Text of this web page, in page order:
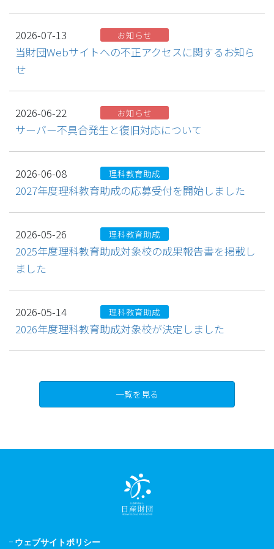
2026-07-13 お知らせ
当財団Webサイトへの不正アクセスに関するお知ら
せ
2026-06-22 お知らせ
サーバー不具合発生と復旧対応について
2026-06-08 理科教育助成
2027年度理科教育助成の応募受付を開始しました
2026-05-26 理科教育助成
2025年度理科教育助成対象校の成果報告書を掲載し
ました
2026-05-14 理科教育助成
2026年度理科教育助成対象校が決定しました
一覧を見る
ウェブサイトポリシー